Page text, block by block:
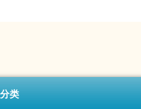
类